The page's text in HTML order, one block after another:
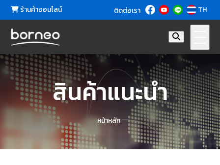
ร้านค้าออนไลน์ ติดต่อเรา TH
สินค้าแนะนำ
หน้าหลัก